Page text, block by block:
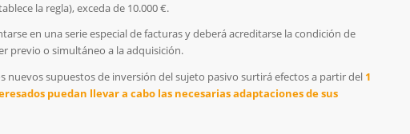
la regla), exceda de 10.000 €.
en una serie especial de facturas y deberá acreditarse la condición de
previo o simultáneo a la adquisición.
nuevos supuestos de inversión del sujeto pasivo surtirá efectos a partir del 1
puedan llevar a cabo las necesarias adaptaciones de sus